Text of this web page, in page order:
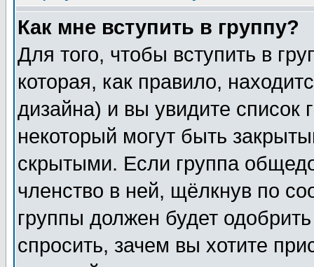
Как мне вступить в группу?
Для того, чтобы вступить в
которая, как правило,
дизайна) и вы увидите список
некоторый могут быть
скрытыми. Если группа
членство в ней, щёлкнув по
группы должен будет
спросить, зачем вы хотите